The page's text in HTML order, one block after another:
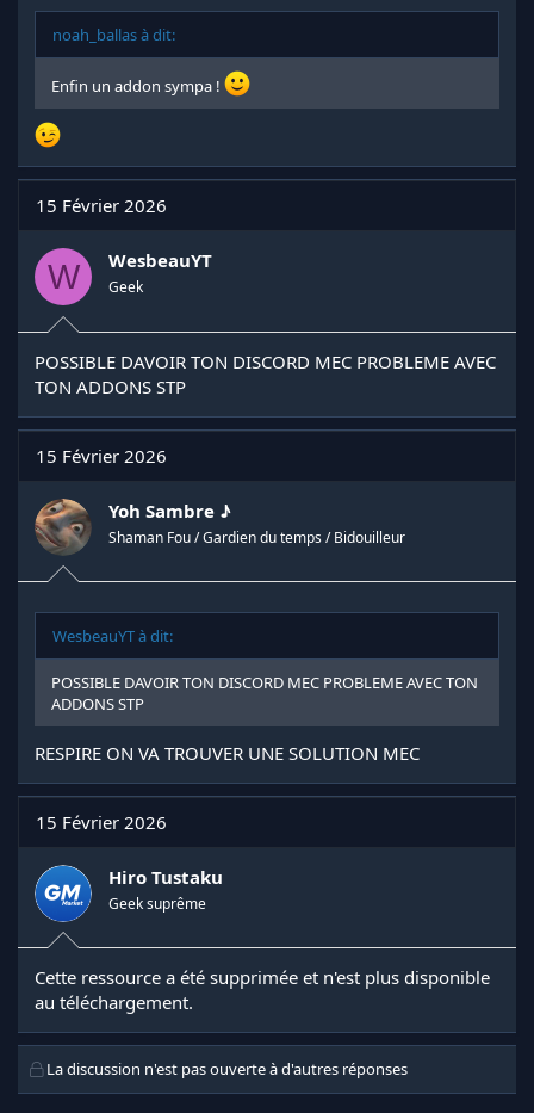
noah_ballas à dit:
Enfin un addon sympa !
15 Février 2026
W WesbeauYT
Geek
POSSIBLE DAVOIR TON DISCORD MEC PROBLEME AVEC
TON ADDONS STP
15 Février 2026
Yoh Sambre ♪
Shaman Fou / Gardien du temps / Bidouilleur
WesbeauYT à dit:
POSSIBLE DAVOIR TON DISCORD MEC PROBLEME AVEC TON
ADDONS STP
RESPIRE ON VA TROUVER UNE SOLUTION MEC
15 Février 2026
Hiro Tustaku
Geek suprême
Cette ressource a été supprimée et n'est plus disponible
au téléchargement.
La discussion n'est pas ouverte à d'autres réponses